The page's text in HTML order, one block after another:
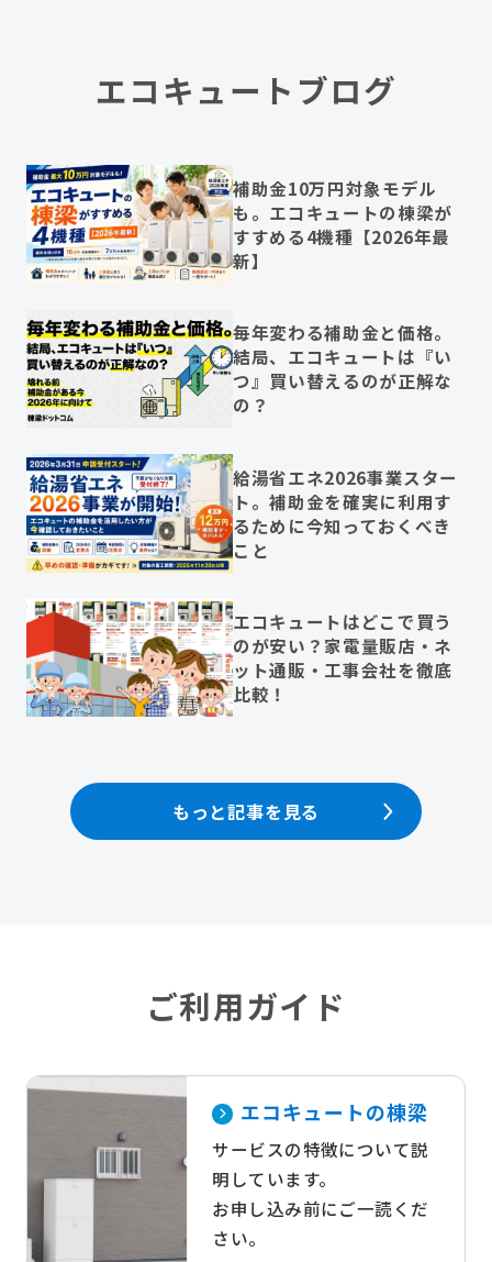
エコキュートブログ
補助金10万円対象モデル
も。エコキュートの棟梁が
すすめる4機種【2026年最
新】
毎年変わる補助金と価格。
結局、エコキュートは『い
つ』買い替えるのが正解な
の？
給湯省エネ2026事業スター
ト。補助金を確実に利用す
るために今知っておくべき
こと
エコキュートはどこで買う
のが安い？家電量販店・ネ
ット通販・工事会社を徹底
比較！
もっと記事を見る
ご利用ガイド
エコキュートの棟梁
サービスの特徴について説
明しています。
お申し込み前にご一読くだ
さい。